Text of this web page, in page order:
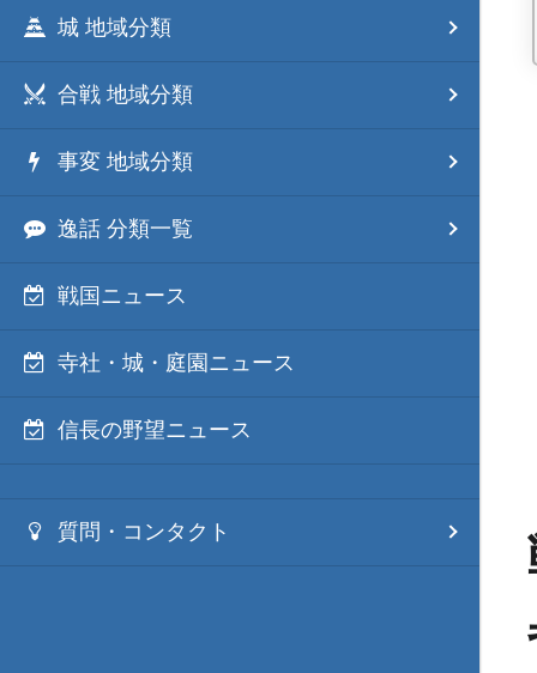
城 地域分類
合戦 地域分類
事変 地域分類
逸話 分類一覧
戦国ニュース
寺社・城・庭園ニュース
信長の野望ニュース
質問・コンタクト